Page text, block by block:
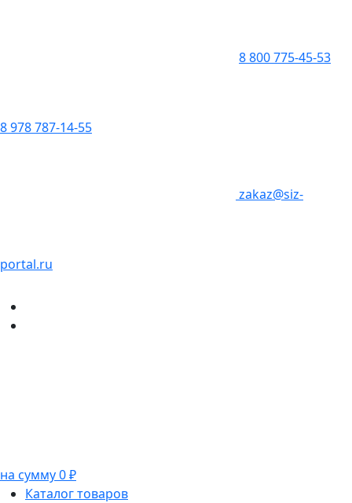
8 800 775-45-53
8 978 787-14-55
zakaz@siz-
portal.ru
на сумму 0 ₽
Каталог товаров